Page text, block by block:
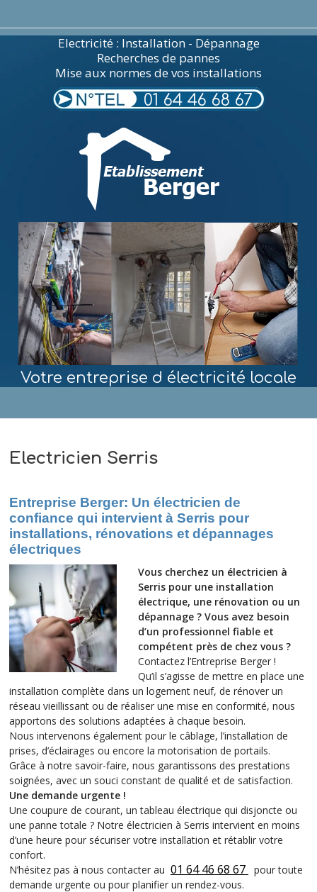
Electricité : Installation - Dépannage
Recherches de pannes
Mise aux normes de vos installations
01 64 46 68 67
Votre entreprise d électricité locale
Electricien Serris
Entreprise Berger: Un électricien de
confiance qui intervient à Serris pour
installations, rénovations et dépannages
électriques
Vous cherchez un électricien à
Serris pour une installation
électrique, une rénovation ou un
dépannage ? Vous avez besoin
d’un professionnel fiable et
compétent près de chez vous ?
Contactez l’Entreprise Berger !
Qu’il s’agisse de mettre en place une
installation complète dans un logement neuf, de rénover un
réseau vieillissant ou de réaliser une mise en conformité, nous
apportons des solutions adaptées à chaque besoin.
Nous intervenons également pour le câblage, l’installation de
prises, d’éclairages ou encore la motorisation de portails.
Grâce à notre savoir-faire, nous garantissons des prestations
soignées, avec un souci constant de qualité et de satisfaction.
Une demande urgente !
Une coupure de courant, un tableau électrique qui disjoncte ou
une panne totale ? Notre électricien à Serris intervient en moins
d’une heure pour sécuriser votre installation et rétablir votre
confort.
N’hésitez pas à nous contacter au 01 64 46 68 67
pour toute
demande urgente ou pour planifier un rendez-vous.